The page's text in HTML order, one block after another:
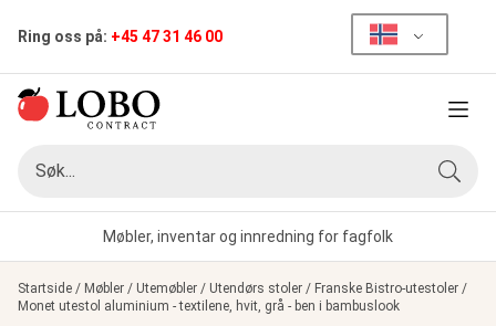
Ring oss på: +45 47 31 46 00
Meny
Søk
Møbler, inventar og innredning for fagfolk
Startside / Møbler / Utemøbler / Utendørs stoler / Franske Bistro-utestoler /
Monet utestol aluminium - textilene, hvit, grå - ben i bambuslook